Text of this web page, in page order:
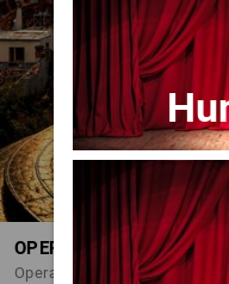
Opera Brasov